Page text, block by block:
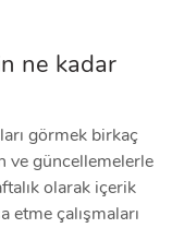
ne kadar
görmek birkaç
ve güncellemelerle
olarak içerik
çalışmaları